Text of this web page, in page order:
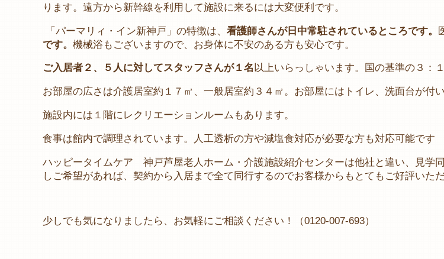
ります。遠方から新幹線を利用して施設に来るには大変便利です。
「パーマリィ・イン新神戸」の特徴は、 看護師さんが日中常駐されているところです。
です。 機械浴もございますので、お身体に不安のある方も安心です。
ご入居者２、５人に対してスタッフさんが１名以上いらっしゃいます。国の基準の３：
お部屋の広さは介護居室約１７㎡、一般居室約３４㎡。お部屋にはトイレ、洗面台が付
施設内には１階にレクリエーションルームもあります。
食事は館内で調理されています。人工透析の方や減塩食対応が必要な方も対応可能です
ハッピータイムケア 神戸芦屋老人ホーム・介護施設紹介センターは他社と違い、見学
しご希望があれば、契約から入居まで全て同行するのでお客様からもとてもご好評いた
少しでも気になりましたら、お気軽にご相談ください！（0120-007-693）